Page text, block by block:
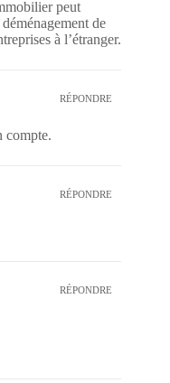
peut
de
à l’étranger.
RÉPONDRE
compte.
RÉPONDRE
RÉPONDRE